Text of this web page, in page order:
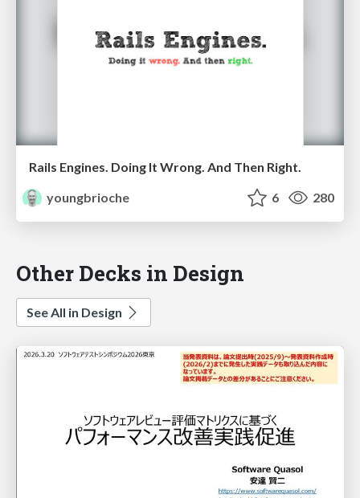
Rails Engines. Doing It Wrong. And Then Right.
youngbrioche
6 280
Other Decks in Design
See All in Design